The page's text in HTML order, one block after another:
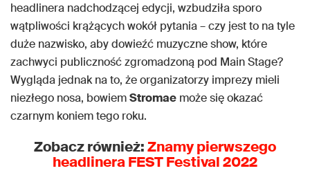
headlinera nadchodzącej edycji, wzbudziła sporo
wątpliwości krążących wokół pytania – czy jest to na tyle
duże nazwisko, aby dowieźć muzyczne show, które
zachwyci publiczność zgromadzoną pod Main Stage?
Wygląda jednak na to, że organizatorzy imprezy mieli
niezłego nosa, bowiemStromae może się okazać
czarnym koniem tego roku.
Zobacz również:Znamy pierwszego
headlineraFEST Festival 2022